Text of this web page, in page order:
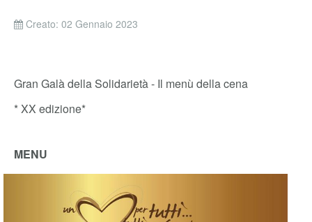
Creato: 02 Gennaio 2023
Gran Galà della Solidarietà - Il menù della cena
* XX edizione*
MENU